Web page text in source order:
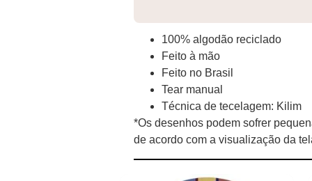
100% algodão reciclado
Feito à mão
Feito no Brasil
Tear manual
Técnica de tecelagem: Kilim
*Os desenhos podem sofrer
de acordo com a visualização da